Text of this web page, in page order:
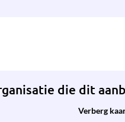
die dit
Verberg